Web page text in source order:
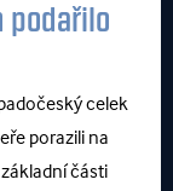
podařilo
celek
porazili na
části